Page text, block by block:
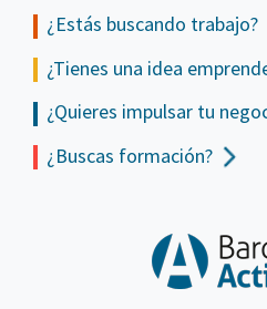
¿Estás buscando trabajo?
¿Tienes una idea
¿Quieres impulsar tu
¿Buscas formación?